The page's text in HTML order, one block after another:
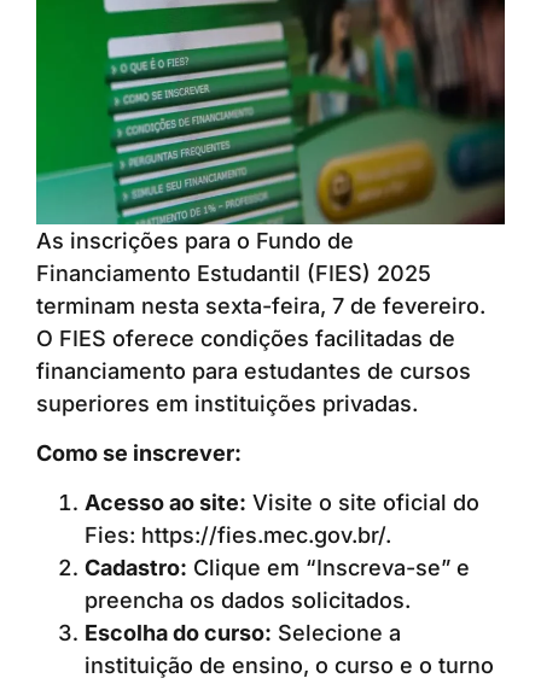
As inscrições para o Fundo de
Financiamento Estudantil (FIES) 2025
terminam nesta sexta-feira, 7 de fevereiro.
O FIES oferece condições facilitadas de
financiamento para estudantes de cursos
superiores em instituições privadas.
Como se inscrever:
Acesso ao site: Visite o site oficial do
Fies: https://fies.mec.gov.br/.
Cadastro: Clique em “Inscreva-se” e
preencha os dados solicitados.
Escolha do curso: Selecione a
instituição de ensino, o curso e o turno